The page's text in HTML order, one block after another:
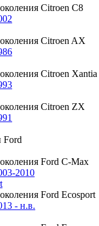
Citroen C8
Citroen AX
Citroen Xantia
Citroen ZX
Ford
Ford C-Max
2010
Ford Ecosport
- н.в.